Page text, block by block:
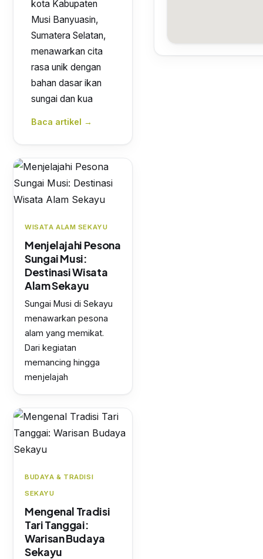
kota Kabupaten
Musi Banyuasin,
Sumatera Selatan,
menawarkan cita
rasa unik dengan
bahan dasar ikan
sungai dan kua
Baca artikel →
WISATA ALAM SEKAYU
Menjelajahi Pesona
Sungai Musi:
Destinasi Wisata
Alam Sekayu
Sungai Musi di Sekayu
menawarkan pesona
alam yang memikat.
Dari kegiatan
memancing hingga
menjelajah
BUDAYA & TRADISI
SEKAYU
Mengenal Tradisi
Tari Tanggai:
Warisan Budaya
Sekayu